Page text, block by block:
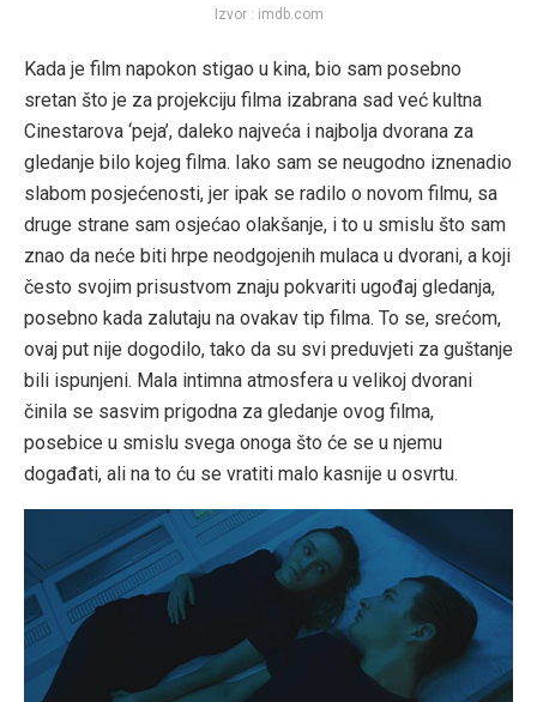
Izvor : imdb.com
Kada je film napokon stigao u kina, bio sam posebno
sretan što je za projekciju filma izabrana sad već kultna
Cinestarova ‘peja’, daleko najveća i najbolja dvorana za
gledanje bilo kojeg filma. Iako sam se neugodno iznenadio
slabom posjećenosti, jer ipak se radilo o novom filmu, sa
druge strane sam osjećao olakšanje, i to u smislu što sam
znao da neće biti hrpe neodgojenih mulaca u dvorani, a koji
često svojim prisustvom znaju pokvariti ugođaj gledanja,
posebno kada zalutaju na ovakav tip filma. To se, srećom,
ovaj put nije dogodilo, tako da su svi preduvjeti za guštanje
bili ispunjeni. Mala intimna atmosfera u velikoj dvorani
činila se sasvim prigodna za gledanje ovog filma,
posebice u smislu svega onoga što će se u njemu
događati, ali na to ću se vratiti malo kasnije u osvrtu.